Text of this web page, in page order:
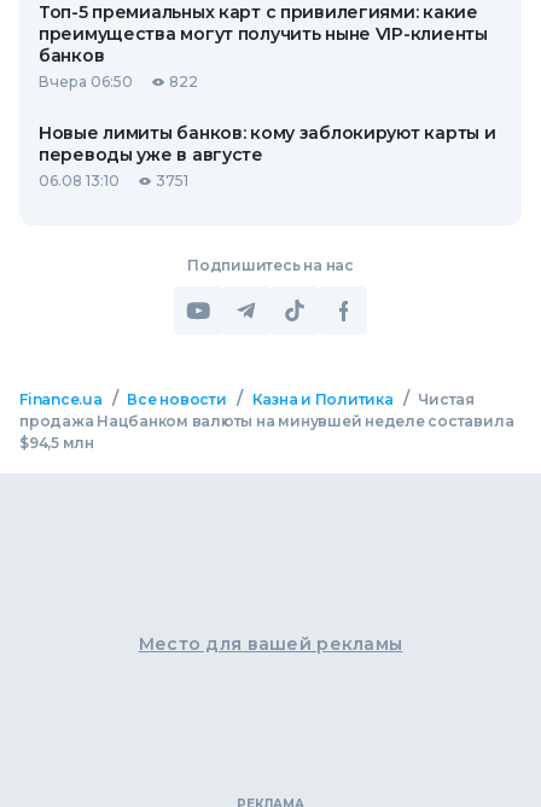
Топ-5 премиальных карт с привилегиями: какие
преимущества могут получить ныне VIP-клиенты
банков
Вчера 06:50 822
Новые лимиты банков: кому заблокируют карты и
переводы уже в августе
06.08 13:10 3751
Подпишитесь на нас
Finance.ua / Все новости / Казна и Политика / Чистая
продажа Нацбанком валюты на минувшей неделе составила
$94,5 млн
Место для вашей рекламы